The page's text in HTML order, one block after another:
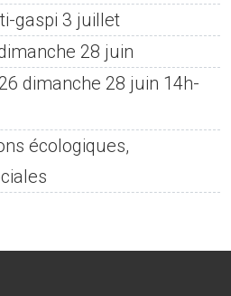
gaspi 3 juillet
28 juin
dimanche 28 juin 14h-
écologiques,